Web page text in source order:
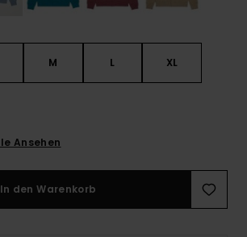
M L XL
Ansehen
In den Warenkorb